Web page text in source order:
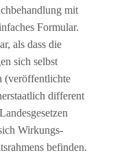
mit
Formular.
als dass die
sich selbst
(veröffentlichte
different
Wirkungs-
befinden.